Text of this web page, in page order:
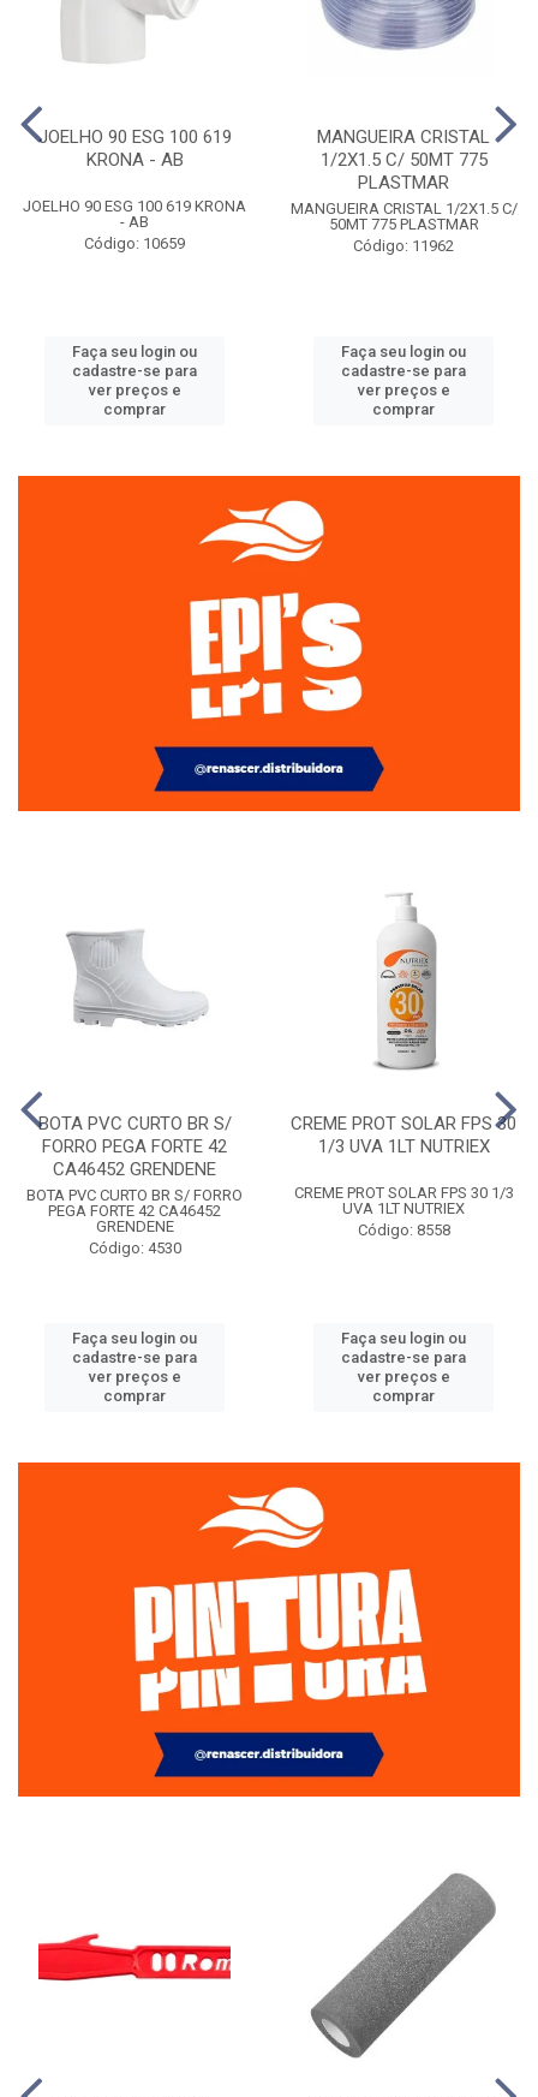
JOELHO 90 ESG 100 619
KRONA - AB
JOELHO 90 ESG 100 619 KRONA
- AB
Código: 10659
Faça seu login ou
cadastre-se para
ver preços e
comprar
MANGUEIRA CRISTAL
1/2X1.5 C/ 50MT 775
PLASTMAR
MANGUEIRA CRISTAL 1/2X1.5 C/
50MT 775 PLASTMAR
Código: 11962
Faça seu login ou
cadastre-se para
ver preços e
comprar
BOTA PVC CURTO BR S/
FORRO PEGA FORTE 42
CA46452 GRENDENE
BOTA PVC CURTO BR S/ FORRO
PEGA FORTE 42 CA46452
GRENDENE
Código: 4530
Faça seu login ou
cadastre-se para
ver preços e
comprar
CREME PROT SOLAR FPS 30
1/3 UVA 1LT NUTRIEX
CREME PROT SOLAR FPS 30 1/3
UVA 1LT NUTRIEX
Código: 8558
Faça seu login ou
cadastre-se para
ver preços e
comprar